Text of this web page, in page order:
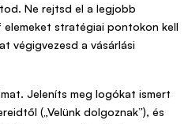
Ne rejtsd el a legjobb
stratégiai pontokon kell
végigvezesd a vásárlási
Jeleníts meg logókat ismert
(„Velünk dolgoznak”), és